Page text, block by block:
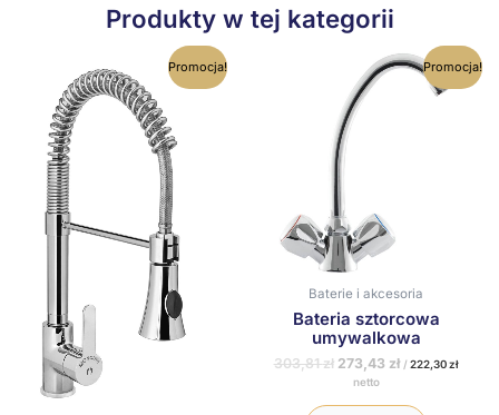
Produkty w tej kategorii
Promocja!
Pierwotna
cena
wynosiła:
1375,14 zł.
Aktualna
cena
Promocja!
Baterie i akcesoria
Bateria sztorcowa
umywalkowa
303,81zł
Pierwotna
cena
wynosiła:
303,81 zł.
273,43 zł
Aktualna
cena
wynosi:
/ 222,30zł
netto